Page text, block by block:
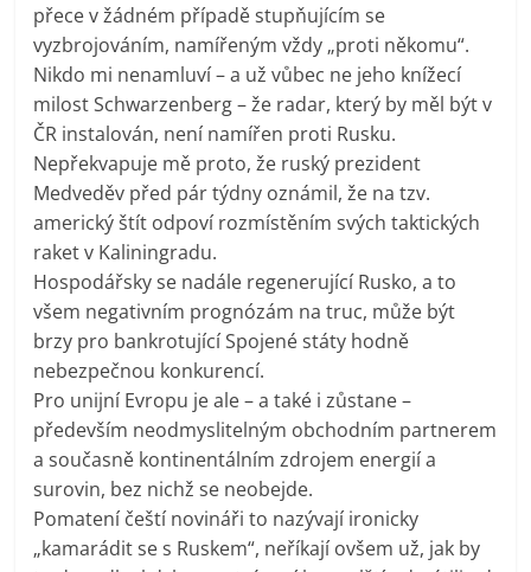
přece v žádném případě stupňujícím se
vyzbrojováním, namířeným vždy „proti někomu“.
Nikdo mi nenamluví – a už vůbec ne jeho knížecí
milost Schwarzenberg – že radar, který by měl být v
ČR instalován, není namířen proti Rusku.
Nepřekvapuje mě proto, že ruský prezident
Medveděv před pár týdny oznámil, že na tzv.
americký štít odpoví rozmístěním svých taktických
raket v Kaliningradu.
Hospodářsky se nadále regenerující Rusko, a to
všem negativním prognózám na truc, může být
brzy pro bankrotující Spojené státy hodně
nebezpečnou konkurencí.
Pro unijní Evropu je ale – a také i zůstane –
především neodmyslitelným obchodním partnerem
a současně kontinentálním zdrojem energií a
surovin, bez nichž se neobejde.
Pomatení čeští novináři to nazývají ironicky
„kamarádit se s Ruskem“, neříkají ovšem už, jak by